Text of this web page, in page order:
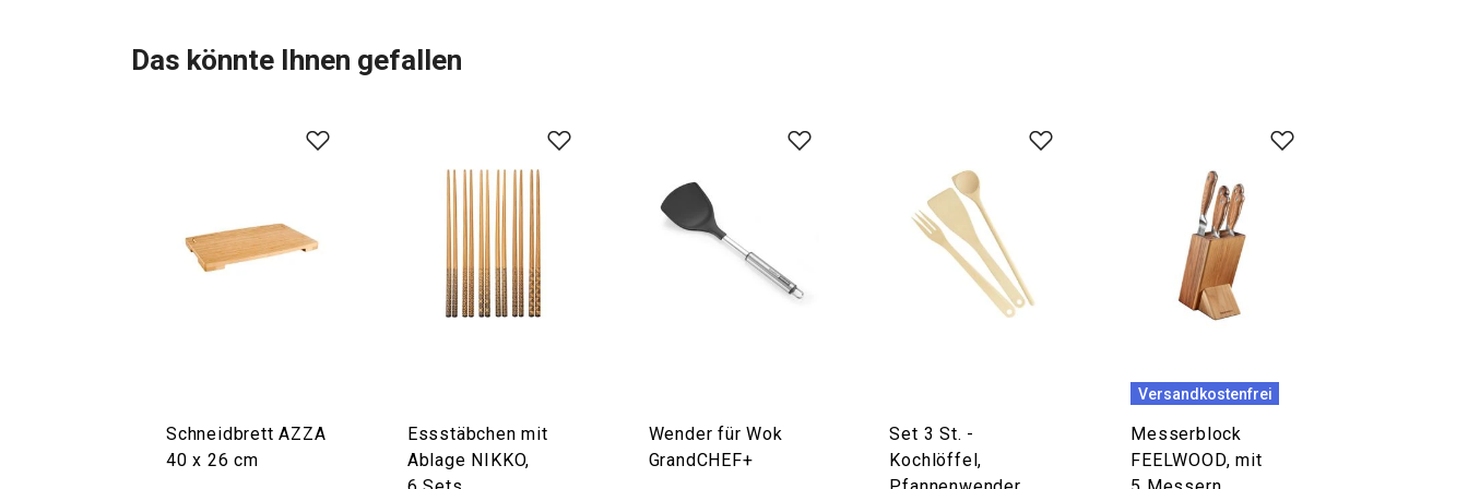
Das könnte Ihnen gefallen
Schneidbrett AZZA
40 x 26 cm
Essstäbchen mit
Ablage NIKKO,
Wender für Wok
GrandCHEF+
Set 3 St. -
Kochlöffel,
Versandkostenfrei
Messerblock
FEELWOOD, mit